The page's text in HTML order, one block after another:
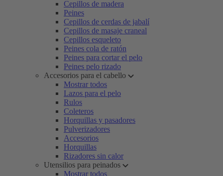
Cepillos de madera
Peines
Cepillos de cerdas de jabalí
Cepillos de masaje craneal
Cepillos esqueleto
Peines cola de ratón
Peines para cortar el pelo
Peines pelo rizado
Accesorios para el cabello
Mostrar todos
Lazos para el pelo
Rulos
Coleteros
Horquillas y pasadores
Pulverizadores
Accesorios
Horquillas
Rizadores sin calor
Utensilios para peinados
Mostrar todos